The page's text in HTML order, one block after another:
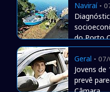
Naviraí-
do Porto
Geral -
Jovens
prevê